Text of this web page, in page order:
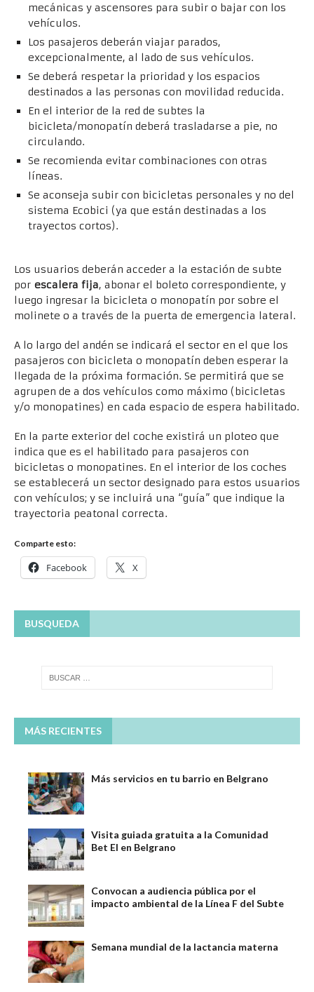
mecánicas y ascensores para subir o bajar con los
vehículos.
Los pasajeros deberán viajar parados,
excepcionalmente, al lado de sus vehículos.
Se deberá respetar la prioridad y los espacios
destinados a las personas con movilidad reducida.
En el interior de la red de subtes la
bicicleta/monopatín deberá trasladarse a pie, no
circulando.
Se recomienda evitar combinaciones con otras
líneas.
Se aconseja subir con bicicletas personales y no del
sistema Ecobici (ya que están destinadas a los
trayectos cortos).
Los usuarios deberán acceder a la estación de subte
por escalera fija, abonar el boleto correspondiente, y
luego ingresar la bicicleta o monopatín por sobre el
molinete o a través de la puerta de emergencia lateral.
A lo largo del andén se indicará el sector en el que los
pasajeros con bicicleta o monopatín deben esperar la
llegada de la próxima formación. Se permitirá que se
agrupen de a dos vehículos como máximo (bicicletas
y/o monopatines) en cada espacio de espera habilitado.
En la parte exterior del coche existirá un ploteo que
indica que es el habilitado para pasajeros con
bicicletas o monopatines. En el interior de los coches
se establecerá un sector designado para estos usuarios
con vehículos; y se incluirá una “guía” que indique la
trayectoria peatonal correcta.
Comparte esto:
Facebook X
BUSQUEDA
MÁS RECIENTES
Más servicios en tu barrio en Belgrano
Visita guiada gratuita a la Comunidad
Bet El en Belgrano
Convocan a audiencia pública por el
impacto ambiental de la Línea F del Subte
Semana mundial de la lactancia materna